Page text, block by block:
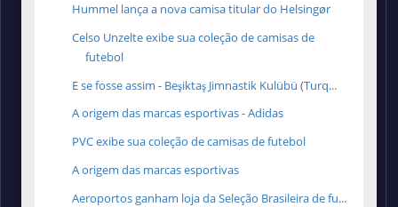
Hummel lança a nova camisa titular do Helsingør
Celso Unzelte exibe sua coleção de camisas de
futebol
E se fosse assim - Beşiktaş Jimnastik Kulübü (Turq...
A origem das marcas esportivas - Adidas
PVC exibe sua coleção de camisas de futebol
A origem das marcas esportivas
Aeroportos ganham loja da Seleção Brasileira de fu...